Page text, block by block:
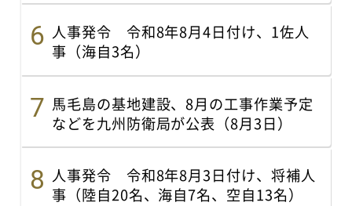
人事発令 令和8年8月4日付け、1佐人
事（海自3名）
馬毛島の基地建設、8月の工事作業予定
などを九州防衛局が公表（8月3日）
人事発令 令和8年8月3日付け、将補人
事（陸自20名、海自7名、空自13名）